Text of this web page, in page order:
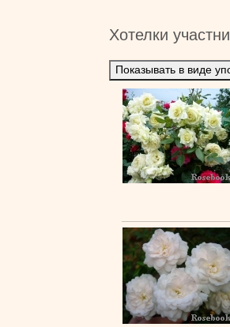
Хотелки
Показывать в виде